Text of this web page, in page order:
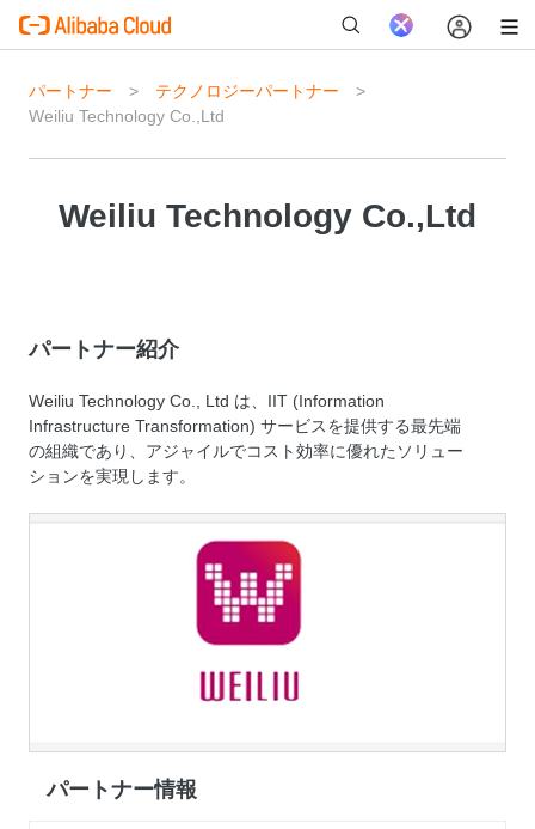
パートナー
テクノロジーパートナー
Weiliu Technology Co.,Ltd
Weiliu Technology Co.,Ltd
パートナー紹介
Weiliu Technology Co., Ltd は、IIT (Information
Infrastructure Transformation) サービスを提供する最先端
の組織であり、アジャイルでコスト効率に優れたソリュー
ションを実現します。
パートナー情報